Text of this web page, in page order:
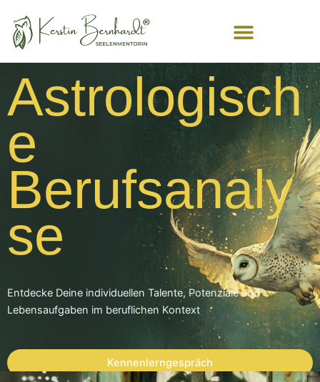
Inhalt
springen
Astrologisch
e
Berufsanaly
se
Entdecke Deine individuellen Talente, Potenziale und
Lebensaufgaben im beruflichen Kontext
Kennenlerngespräch